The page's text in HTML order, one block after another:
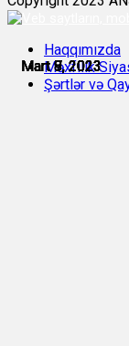
Mart 7, 2023
Mart 8, 2023
Mart 8, 2023
Mart 9, 2023
Mart 9, 2023
Mart 9, 2023
Haqqımızda
Məxfilik
Şərtlər və